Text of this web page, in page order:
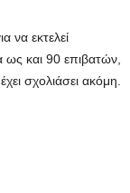
να εκτελεί
ως και 90 επιβατών,
σχολιάσει ακόμη.